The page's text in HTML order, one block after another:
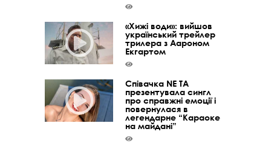
«Хижі води»: вийшов
український трейлер
трилера з Аароном
Екгартом
Співачка NE TA
презентувала сингл
про справжні емоції і
повернулася в
легендарне “Караоке
на майдані”